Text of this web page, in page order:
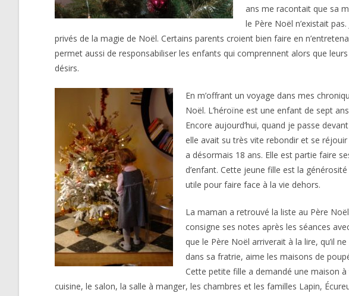
ans me racontait que sa
le Père Noël n’existait
privés de la magie de Noël. Certains parents croient bien faire en
permet aussi de responsabiliser les enfants qui comprennent alors que
désirs.
En m’offrant un voyage dans mes
Noël. L’héroïne est une enfant de sept
Encore aujourd’hui, quand je passe
elle avait su très vite rebondir et se
a désormais 18 ans. Elle est partie faire
d’enfant. Cette jeune fille est la
utile pour faire face à la vie dehors.
La maman a retrouvé la liste au Père
consigne ses notes après les séances
que le Père Noël arriverait à la lire, qu’il
dans sa fratrie, aime les maisons de
Cette petite fille a demandé une maison
cuisine, le salon, la salle à manger, les chambres et les familles Lapin,